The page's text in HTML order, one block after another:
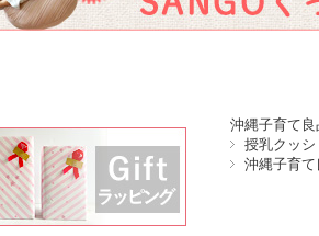
沖縄子育て良
授乳クッシ
沖縄子育